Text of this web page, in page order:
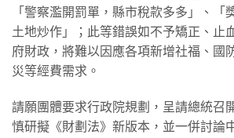
「警察濫開罰單，縣市稅款多多」、「
土地炒作」；此等錯誤如不予矯正、止
府財政，將難以因應各項新增社福、國
災等經費需求。
請願團體要求行政院規劃，呈請總統召
慎研擬《財劃法》新版本，並一併討論